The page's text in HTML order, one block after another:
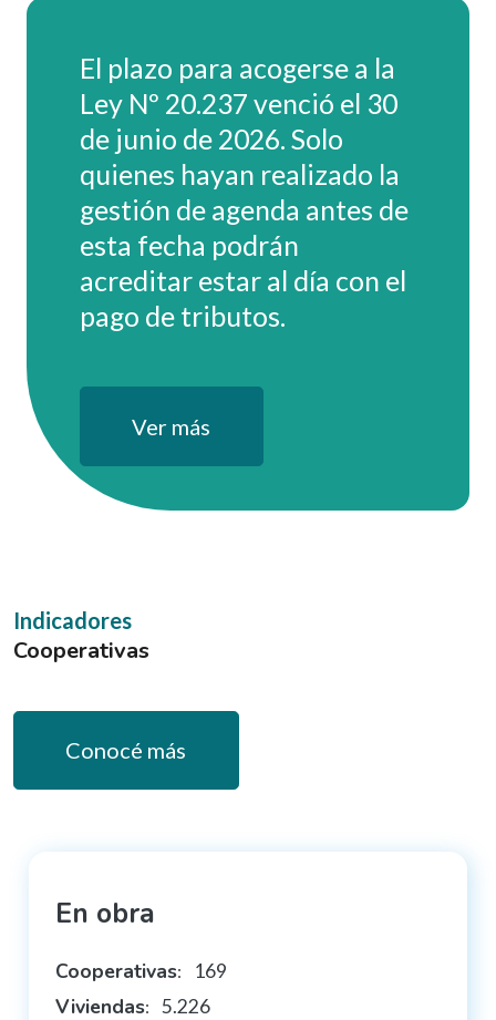
El plazo para acogerse a la
Ley Nº 20.237 venció el 30
de junio de 2026. Solo
quienes hayan realizado la
gestión de agenda antes de
esta fecha podrán
acreditar estar al día con el
pago de tributos.
Ver más
Indicadores
Cooperativas
Conocé más
En obra
Cooperativas: 169
Viviendas: 5.226